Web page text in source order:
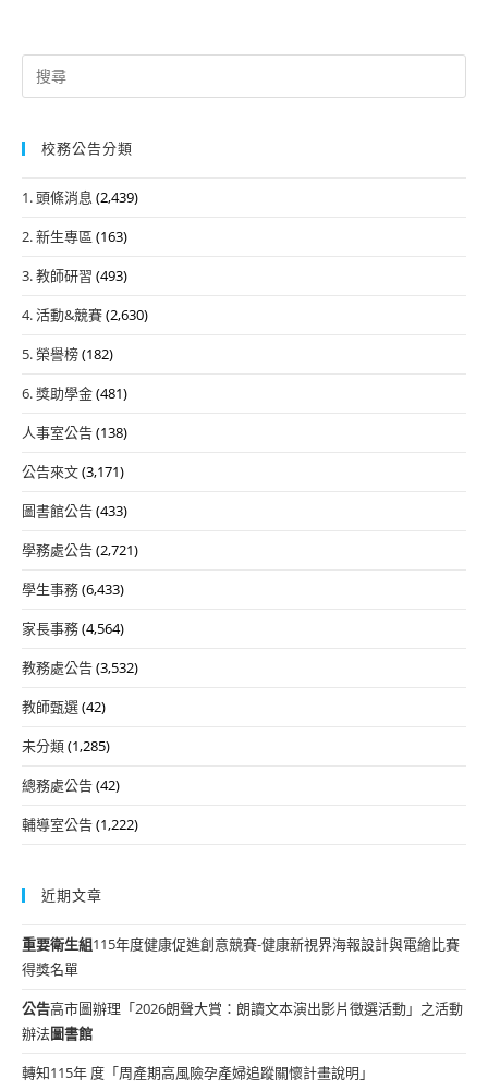
Search
for:
校務公告分類
1. 頭條消息 (2,439)
2. 新生專區 (163)
3. 教師研習 (493)
4. 活動&競賽(2,630)
5. 榮譽榜(182)
6. 獎助學金(481)
人事室公告(138)
公告來文(3,171)
圖書館公告(433)
學務處公告(2,721)
學生事務(6,433)
家長事務(4,564)
教務處公告(3,532)
教師甄選(42)
未分類(1,285)
總務處公告(42)
輔導室公告(1,222)
近期文章
重要衛生組115年度健康促進創意競賽-健康新視界海報設計與電繪比賽
得獎名單
公告高市圖辦理「2026朗聲大賞：朗讀文本演出影片徵選活動」之活動
辦法圖書館
轉知115年 度「周產期高風險孕產婦追蹤關懷計畫說明」